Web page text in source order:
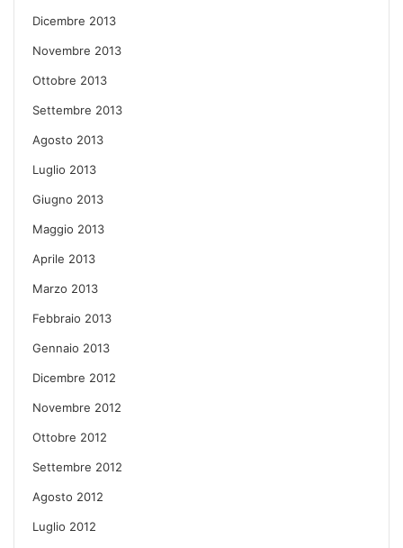
Dicembre 2013
Novembre 2013
Ottobre 2013
Settembre 2013
Agosto 2013
Luglio 2013
Giugno 2013
Maggio 2013
Aprile 2013
Marzo 2013
Febbraio 2013
Gennaio 2013
Dicembre 2012
Novembre 2012
Ottobre 2012
Settembre 2012
Agosto 2012
Luglio 2012